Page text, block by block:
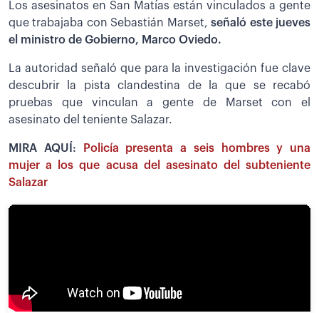
Los asesinatos en San Matías están vinculados a gente
que trabajaba con Sebastián Marset,señaló este jueves
el ministro de Gobierno, Marco Oviedo.
La autoridad señaló que para la investigación fue clave
descubrir la pista clandestina de la que se recabó
pruebas que vinculan a gente de Marset con el
asesinato del teniente Salazar.
MIRA AQUÍ:
Policía presenta a seis hombres y una
mujer a los que acusa del asesinato del subteniente
Salazar